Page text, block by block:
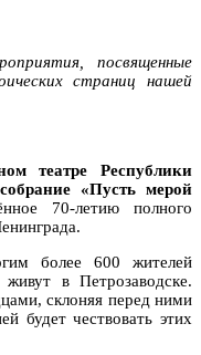
посвященные
страниц нашей
театре Республики
«Пусть мерой
70-летию полного
более 600 жителей
в Петрозаводске.
склоняя перед ними
будет чествовать этих